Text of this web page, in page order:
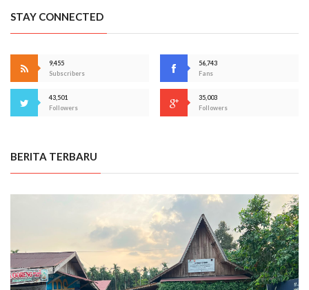
STAY CONNECTED
9,455
Subscribers
56,743
Fans
43,501
Followers
35,003
Followers
BERITA TERBARU